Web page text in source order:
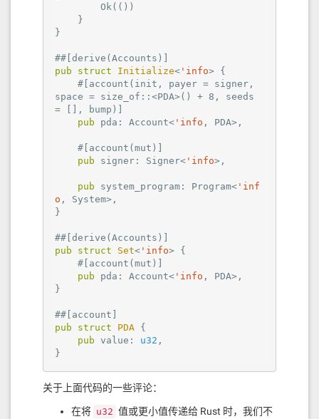
Ok(())
}
##[derive(Accounts)]
pub
struct Initialize< 'info> {
#[account(init, payer = signer,
space = size_of::<PDA>() + 8, seeds
= []
, bump)]
pub pda: Account< 'info , PDA>,
#[account(mut)]
pub signer: Signer< 'info>,
pub system_program: Program< 'inf
o , System>,
}
##[derive(Accounts)]
pub
struct Set< 'info> {
#[account(mut)]
pub pda: Account< 'info , PDA>,
}
##[account]
pub
struct PDA {
pub value: u32 ,
}
关于上面代码的一些评论：
在将 u32 值或更小值传递给 Rust 时，我们不